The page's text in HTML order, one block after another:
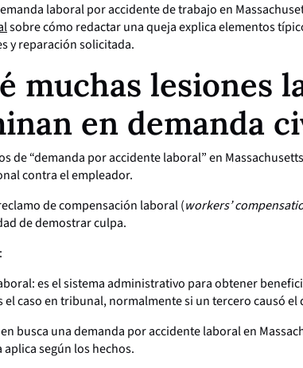
laboral por accidente de trabajo en
sobre cómo redactar una queja explica elementos
y reparación solicitada.
muchas lesiones
en demanda
de “demanda por accidente laboral” en
contra el empleador.
de compensación laboral (workers’
de demostrar culpa.
es el sistema administrativo para obtener
el caso en tribunal, normalmente si un tercero causó el
busca una demanda por accidente laboral en
según los hechos.